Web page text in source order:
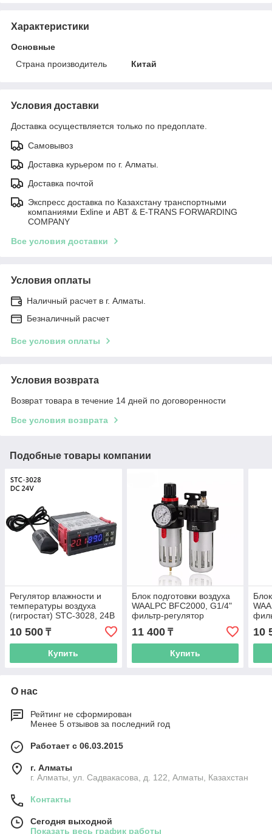
Характеристики
Основные
Страна производитель
Китай
Условия доставки
Доставка осуществляется только по предоплате.
Самовывоз
Доставка курьером по г. Алматы.
Доставка почтой
Экспресс доставка по Казахстану транспортными
компаниями Exline и ABT & E-TRANS FORWARDING
COMPANY
Все условия доставки
Условия оплаты
Наличный расчет в г. Алматы.
Безналичный расчет
Все условия оплаты
Условия возврата
Возврат товара в течение 14 дней по договоренности
Все условия возврата
Подобные товары компании
Регулятор влажности и
температуры воздуха
(гигростат) STC-3028, 24В
10 500 ₸
Купить
Блок подготовки воздуха
WAALPC BFC2000, G1/4"
фильтр-регулятор
давления и
маслораспылитель
11 400₸
Купить
10
О нас
Рейтинг не сформирован
Менее 5 отзывов за последний год
Работает с 06.03.2015
г. Алматы
г. Алматы, ул. Садвакасова, д. 122, Алматы, Казахстан
Контакты
Сегодня выходной
Показать весь график работы